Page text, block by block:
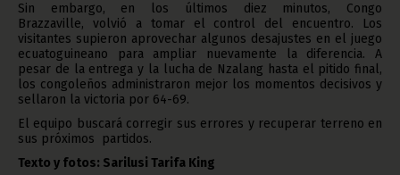
Sin embargo, en los últimos diez minutos, Congo
Brazzaville, volvió a tomar el control del encuentro. Los
visitantes supieron aprovechar algunos desajustes en el juego
ecuatoguineano para ampliar nuevamente la diferencia. A
pesar de la entrega y la lucha de Nzalang hasta el pitido final,
los congoleños administraron mejor los momentos decisivos y
sellaron la victoria por 64-69.
El equipo buscará corregir sus errores y recuperar terreno en
sus próximos partidos.
Texto y fotos: Sarilusi Tarifa King